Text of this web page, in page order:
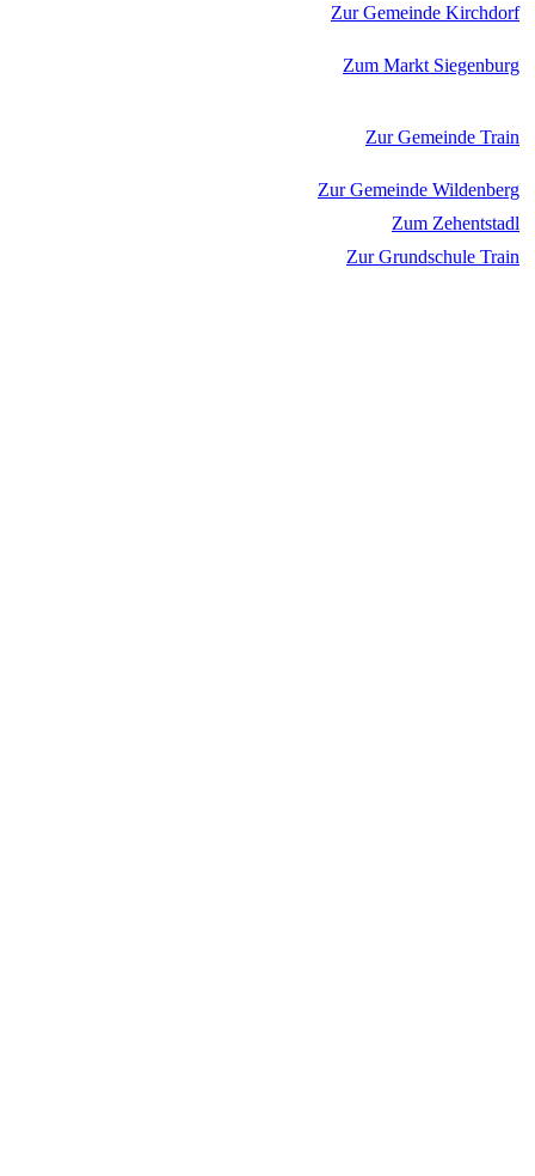
Zur Gemeinde Kirchdorf
Zum Markt Siegenburg
Zur Gemeinde Train
Zur Gemeinde Wildenberg
Zum Zehentstadl
Zur Grundschule Train